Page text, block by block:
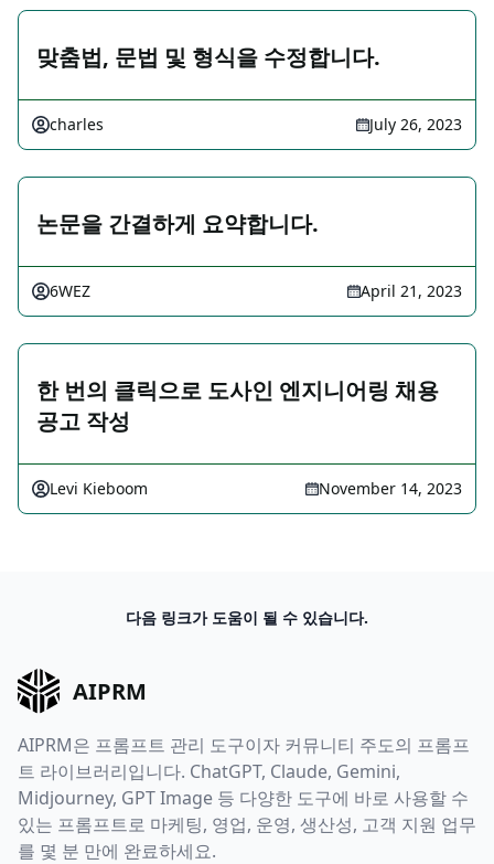
맞춤법, 문법 및 형식을 수정합니다.
charles July 26, 2023
논문을 간결하게 요약합니다.
6WEZ April 21, 2023
한 번의 클릭으로 도사인 엔지니어링 채용
공고 작성
Levi Kieboom November 14, 2023
다음 링크가 도움이 될 수 있습니다.
AIPRM
AIPRM은 프롬프트 관리 도구이자 커뮤니티 주도의 프롬프
트 라이브러리입니다. ChatGPT, Claude, Gemini,
Midjourney, GPT Image 등 다양한 도구에 바로 사용할 수
있는 프롬프트로 마케팅, 영업, 운영, 생산성, 고객 지원 업무
를 몇 분 만에 완료하세요.